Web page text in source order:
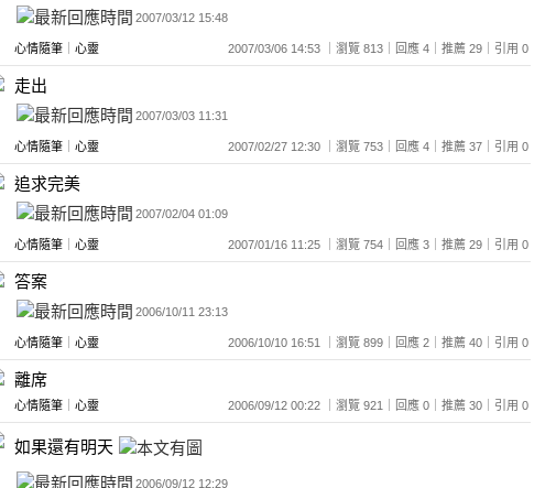
2007/03/12 15:48
心情隨筆 心靈 2007/03/06 14:53 ｜瀏覽 813｜回應 4｜推薦 29｜引用 0
走出
2007/03/03 11:31
心情隨筆 心靈 2007/02/27 12:30 ｜瀏覽 753｜回應 4｜推薦 37｜引用 0
追求完美
2007/02/04 01:09
心情隨筆 心靈 2007/01/16 11:25 ｜瀏覽 754｜回應 3｜推薦 29｜引用 0
答案
2006/10/11 23:13
心情隨筆 心靈 2006/10/10 16:51 ｜瀏覽 899｜回應 2｜推薦 40｜引用 0
離席
心情隨筆 心靈 2006/09/12 00:22 ｜瀏覽 921｜回應 0｜推薦 30｜引用 0
如果還有明天
2006/09/12 12:29